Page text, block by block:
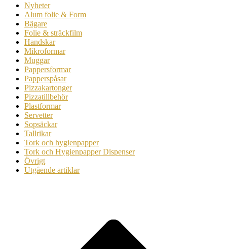
Nyheter
Alum folie & Form
Bägare
Folie & sträckfilm
Handskar
Mikroformar
Muggar
Pappersformar
Papperspåsar
Pizzakartonger
Pizzatillbehör
Plastformar
Servetter
Sopsäckar
Tallrikar
Tork och hygienpapper
Tork och Hygienpapper Dispenser
Övrigt
Utgående artiklar